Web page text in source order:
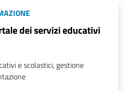
dei servizi educativi
e scolastici, gestione